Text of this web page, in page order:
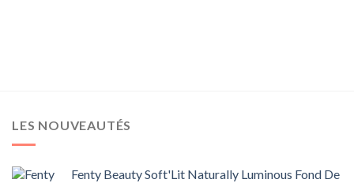
LES NOUVEAUTÉS
Fenty Beauty Soft'Lit Naturally Luminous Fond De